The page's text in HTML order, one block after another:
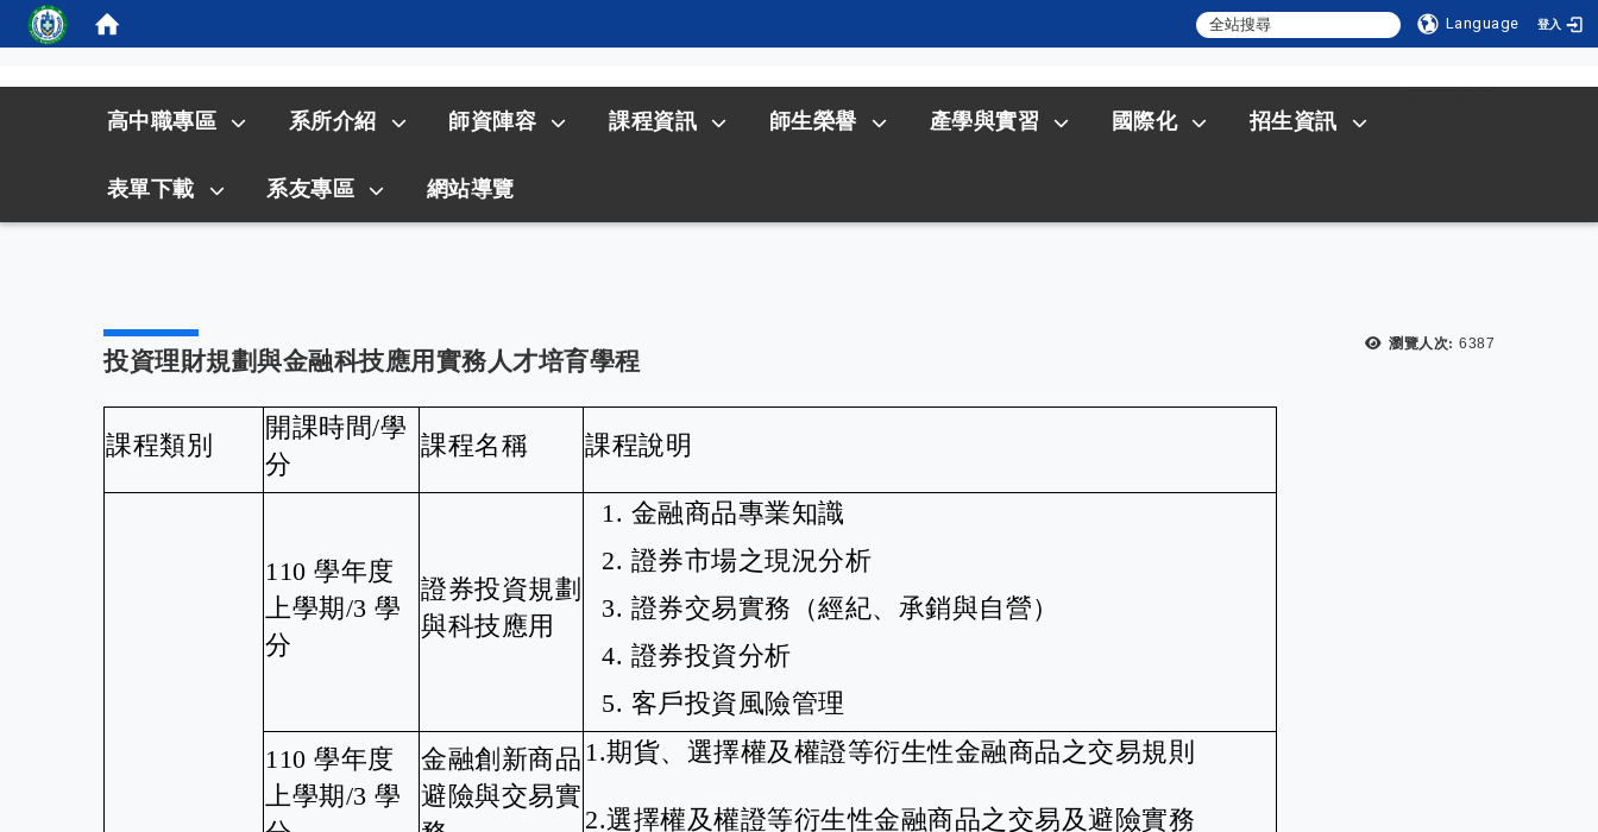
Language 登入
高中職專區 系所介紹 師資陣容 課程資訊 師生榮譽 產學與實習 國際化 招生資訊
表單下載 系友專區 網站導覽
瀏覽人次: 6387
投資理財規劃與金融科技應用實務人才培育學程
課程類別
開課時間/學
分
課程名稱 課程說明
110 學年度
上學期/3 學
分
證券投資規劃
與科技應用
1. 金融商品專業知識
2. 證券市場之現況分析
3. 證券交易實務（經紀、承銷與自營）
4. 證券投資分析
5. 客戶投資風險管理
110 學年度
上學期/3 學
金融創新商品
避險與交易實
1.期貨、選擇權及權證等衍生性金融商品之交易規則
2.選擇權及權證等衍生性金融商品之交易及避險實務